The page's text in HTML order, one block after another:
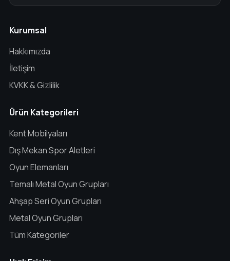
Kurumsal
Hakkımızda
İletişim
KVKK & Gizlilik
Ürün Kategorileri
Kent Mobilyaları
Dış Mekan Spor Aletleri
Oyun Elemanları
Temalı Metal Oyun Grupları
Ahşap Seri Oyun Grupları
Metal Oyun Grupları
Tüm Kategoriler